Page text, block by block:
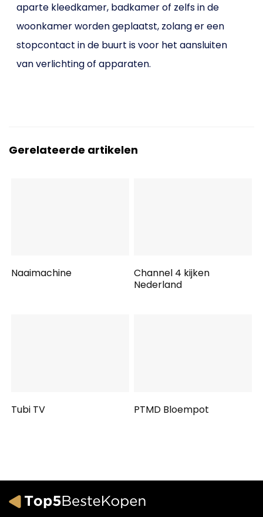
aparte kleedkamer, badkamer of zelfs in de
woonkamer worden geplaatst, zolang er een
stopcontact in de buurt is voor het aansluiten
van verlichting of apparaten.
Gerelateerde artikelen
Naaimachine
Channel 4 kijken
Nederland
Tubi TV PTMD Bloempot